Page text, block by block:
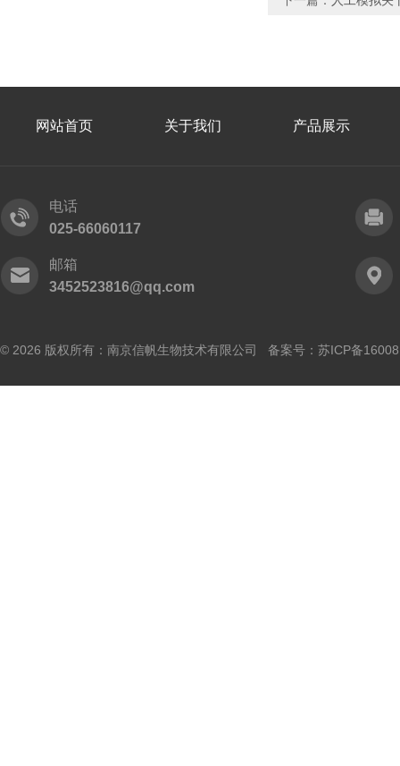
网站首页 关于我们 产品展示
电话
025-66060117
邮箱
3452523816@qq.com
© 2026 版权所有：南京信帆生物技术有限公司 备案号： 苏ICP备